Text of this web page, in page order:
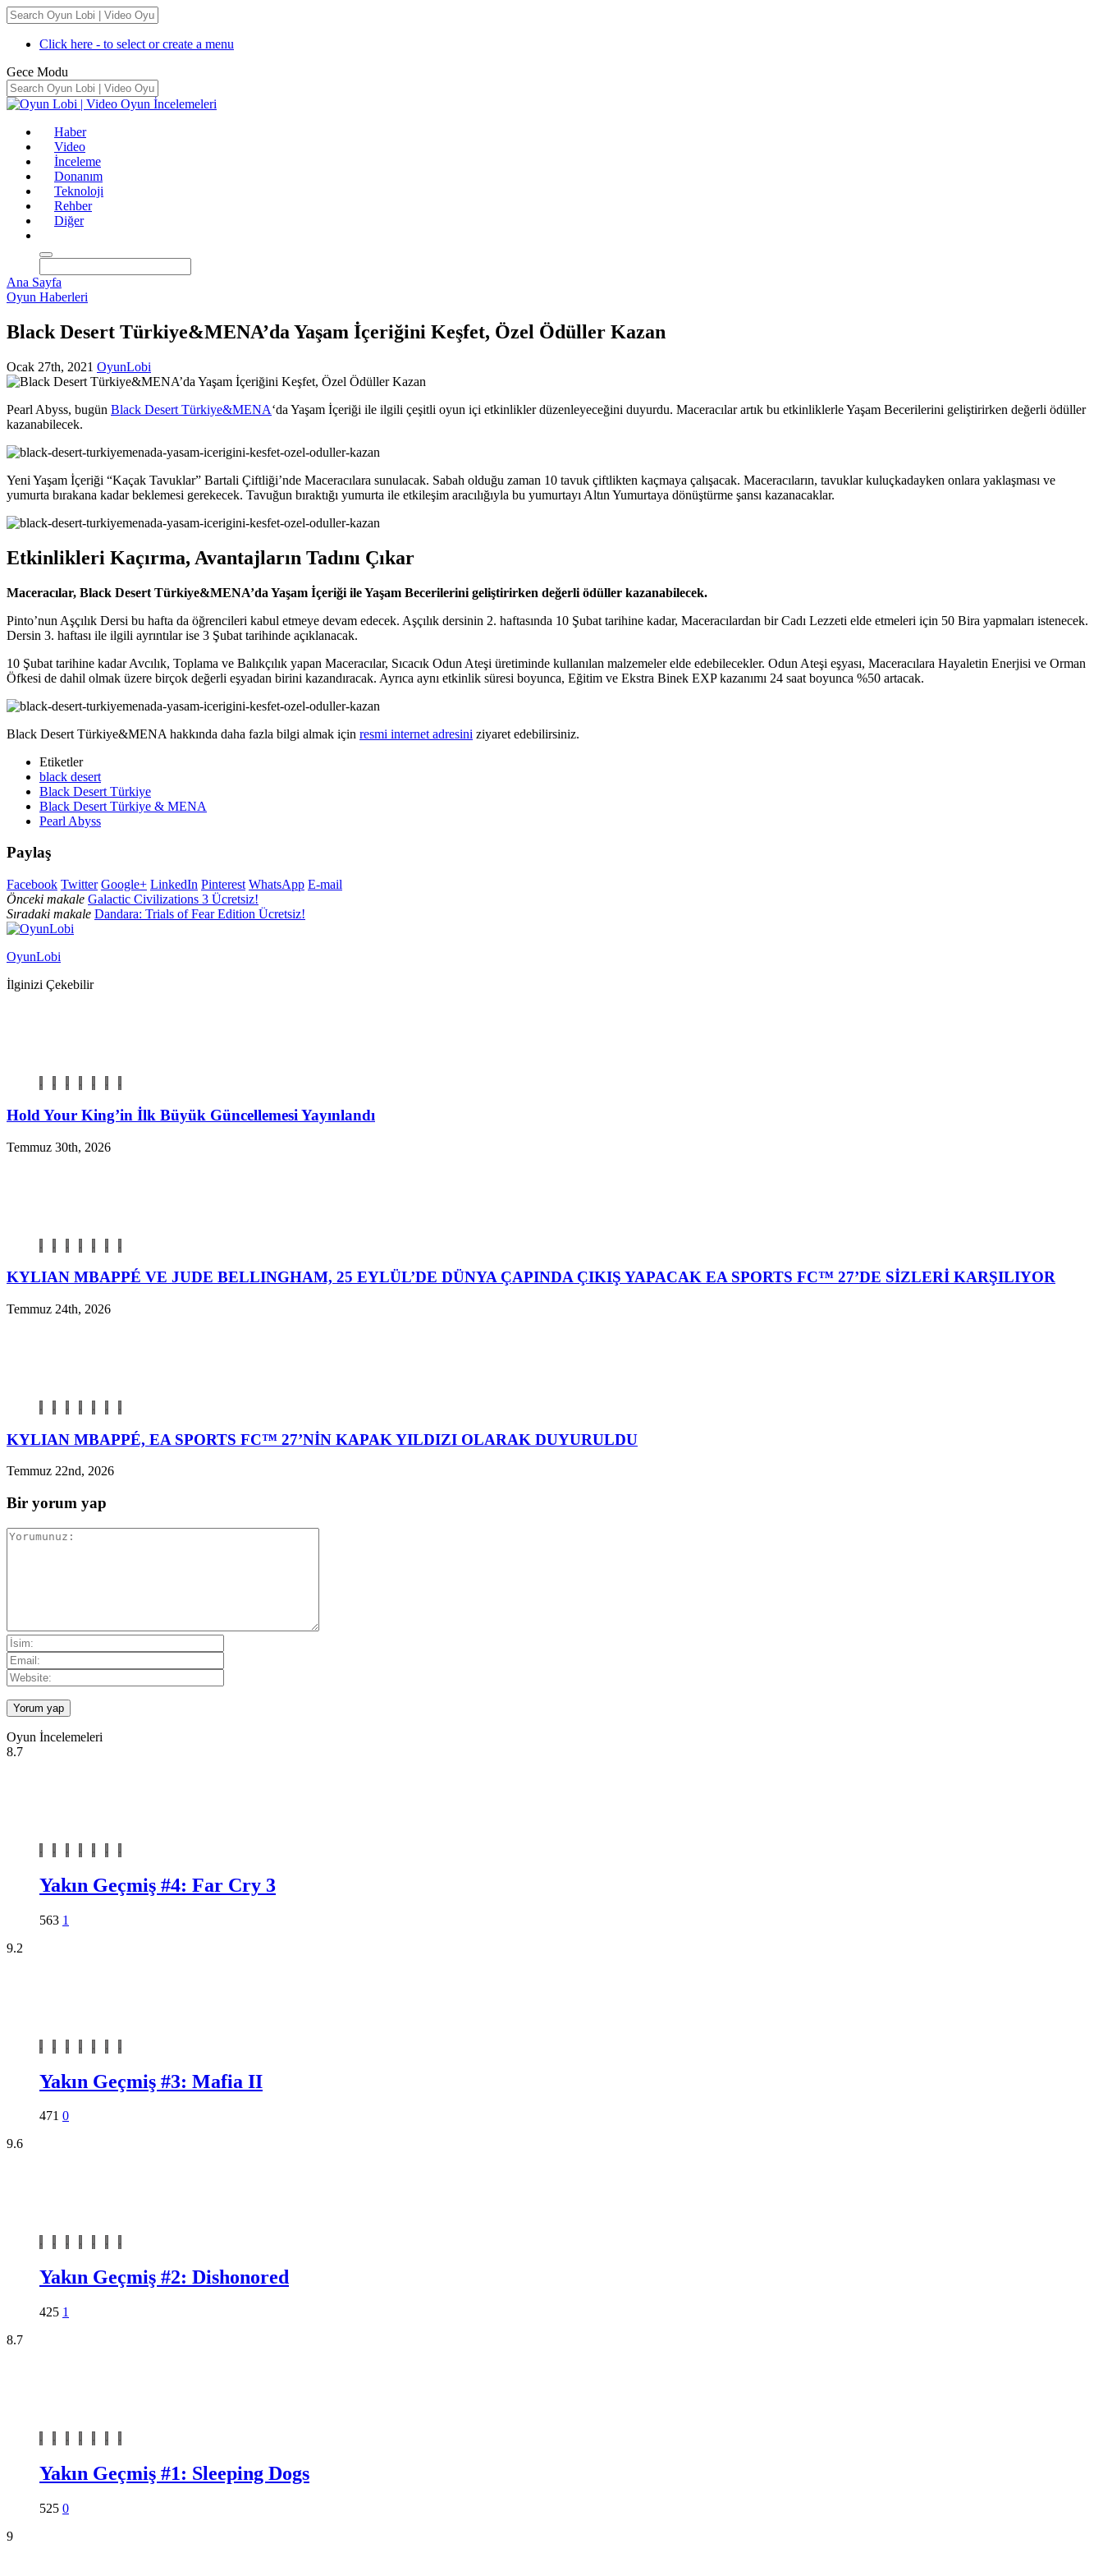
Click here - to select or create a menu
Gece Modu
Haber
Video
İnceleme
Donanım
Teknoloji
Rehber
Diğer
Ana Sayfa
Oyun Haberleri
Black Desert Türkiye&MENA’da Yaşam İçeriğini Keşfet, Özel Ödüller Kazan
Ocak 27th, 2021 OyunLobi
Pearl Abyss, bugün Black Desert Türkiye&MENA‘da Yaşam İçeriği ile ilgili çeşitli oyun içi etkinlikler düzenleyeceğini duyurdu. Maceracılar artık bu etkinliklerle Yaşam Becerilerini geliştirirken değerli ödüller
kazanabilecek.
Yeni Yaşam İçeriği “Kaçak Tavuklar” Bartali Çiftliği’nde Maceracılara sunulacak. Sabah olduğu zaman 10 tavuk çiftlikten kaçmaya çalışacak. Maceracıların, tavuklar kuluçkadayken onlara yaklaşması ve
yumurta bırakana kadar beklemesi gerekecek. Tavuğun bıraktığı yumurta ile etkileşim aracılığıyla bu yumurtayı Altın Yumurtaya dönüştürme şansı kazanacaklar.
Etkinlikleri Kaçırma, Avantajların Tadını Çıkar
Maceracılar, Black Desert Türkiye&MENA’da Yaşam İçeriği ile Yaşam Becerilerini geliştirirken değerli ödüller kazanabilecek.
Pinto’nun Aşçılık Dersi bu hafta da öğrencileri kabul etmeye devam edecek. Aşçılık dersinin 2. haftasında 10 Şubat tarihine kadar, Maceracılardan bir Cadı Lezzeti elde etmeleri için 50 Bira yapmaları istenecek.
Dersin 3. haftası ile ilgili ayrıntılar ise 3 Şubat tarihinde açıklanacak.
10 Şubat tarihine kadar Avcılık, Toplama ve Balıkçılık yapan Maceracılar, Sıcacık Odun Ateşi üretiminde kullanılan malzemeler elde edebilecekler. Odun Ateşi eşyası, Maceracılara Hayaletin Enerjisi ve Orman
Öfkesi de dahil olmak üzere birçok değerli eşyadan birini kazandıracak. Ayrıca aynı etkinlik süresi boyunca, Eğitim ve Ekstra Binek EXP kazanımı 24 saat boyunca %50 artacak.
Black Desert Türkiye&MENA hakkında daha fazla bilgi almak için resmi internet adresini ziyaret edebilirsiniz.
Etiketler
black desert
Black Desert Türkiye
Black Desert Türkiye & MENA
Pearl Abyss
Paylaş
Facebook Twitter Google+ LinkedIn Pinterest WhatsApp E-mail
Önceki makale Galactic Civilizations 3 Ücretsiz!
Sıradaki makale Dandara: Trials of Fear Edition Ücretsiz!
OyunLobi
İlginizi Çekebilir
Hold Your King’in İlk Büyük Güncellemesi Yayınlandı
Temmuz 30th, 2026
KYLIAN MBAPPÉ VE JUDE BELLINGHAM, 25 EYLÜL’DE DÜNYA ÇAPINDA ÇIKIŞ YAPACAK EA SPORTS FC™ 27’DE SİZLERİ KARŞILIYOR
Temmuz 24th, 2026
KYLIAN MBAPPÉ, EA SPORTS FC™ 27’NİN KAPAK YILDIZI OLARAK DUYURULDU
Temmuz 22nd, 2026
Bir yorum yap
Oyun İncelemeleri
8.7
Yakın Geçmiş #4: Far Cry 3
563 1
9.2
Yakın Geçmiş #3: Mafia II
471 0
9.6
Yakın Geçmiş #2: Dishonored
425 1
8.7
Yakın Geçmiş #1: Sleeping Dogs
525 0
9